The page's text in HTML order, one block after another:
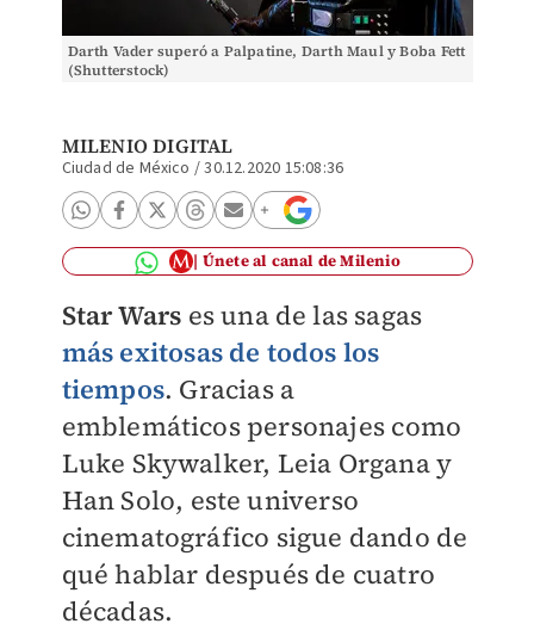
Darth Vader superó a Palpatine, Darth Maul y Boba Fett
(Shutterstock)
MILENIO DIGITAL
Ciudad de México /30.12.2020 15:08:36
Únete al canal de Milenio
Star Wars es una de las sagas
más exitosas de todos los
tiempos. Gracias a
emblemáticos personajes como
Luke Skywalker, Leia Organa y
Han Solo, este universo
cinematográfico sigue dando de
qué hablar después de cuatro
décadas.